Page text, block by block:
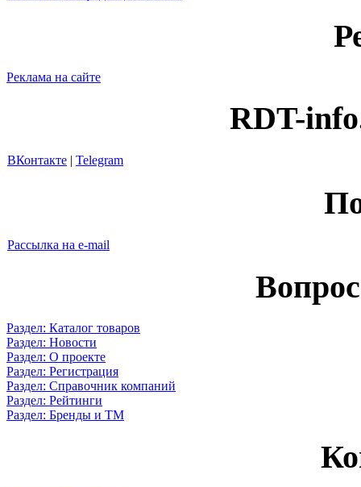
Реклама на сайте
RDT-
ВКонтакте | Telegram
Рассылка на e-mail
Раздел: Каталог товаров
Раздел: Новости
Раздел: О проекте
Раздел: Регистрация
Раздел: Справочник компаний
Раздел: Рейтинги
Раздел: Бренды и ТМ